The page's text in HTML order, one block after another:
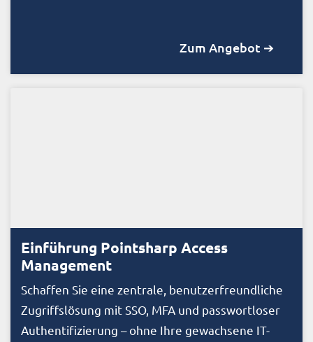
Zum Angebot ➔
Einführung Pointsharp Access
Management
Schaffen Sie eine zentrale, benutzerfreundliche
Zugriffslösung mit SSO, MFA und passwortloser
Authentifizierung – ohne Ihre gewachsene IT-